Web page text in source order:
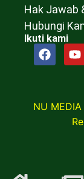
Hak Jawab
Hubungi
Ikuti kami
NU